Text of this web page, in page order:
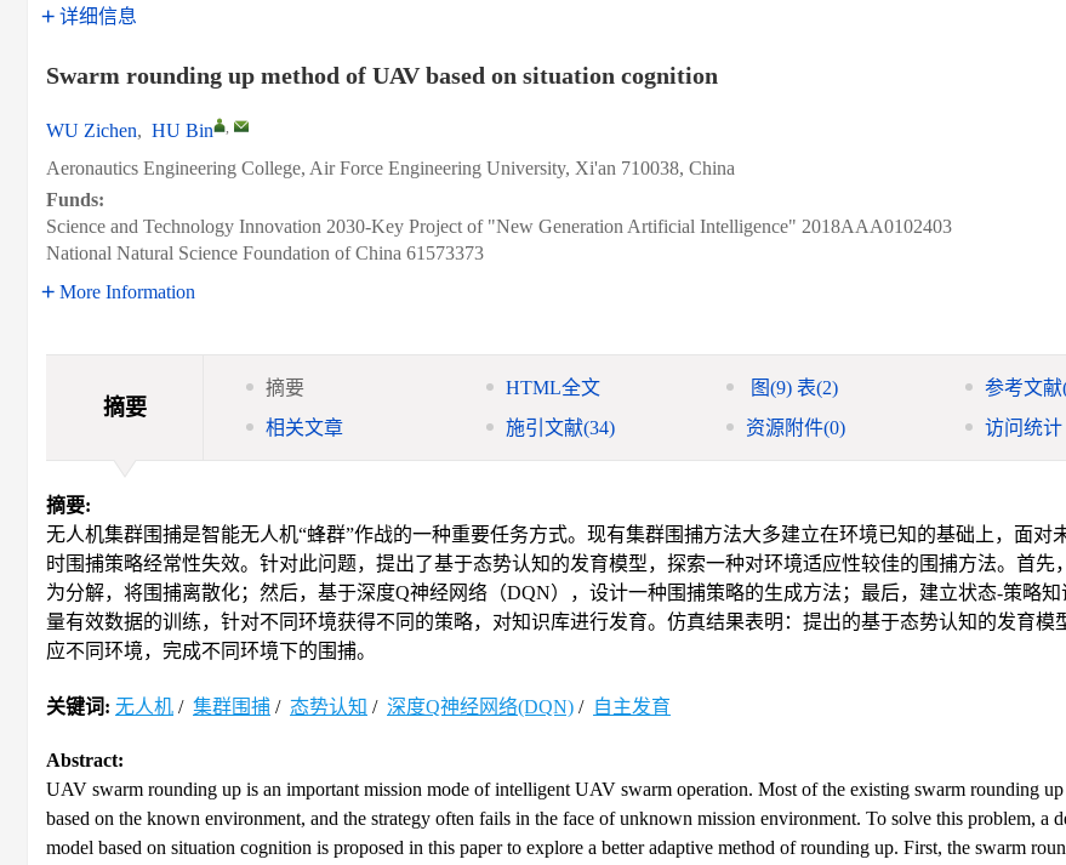
详细信息
Swarm rounding up method of UAV based on situation cognition
WU Zichen, HU Bin ,
Aeronautics Engineering College, Air Force Engineering University, Xi'an 710038, China
Funds:
Science and Technology Innovation 2030-Key Project of "New Generation Artificial Intelligence" 2018AAA0102403
National Natural Science Foundation of China 61573373
More Information
摘要
摘要 HTML全文 图(9)表(2) 参考文献
相关文章
施引文献(34) 资源附件(0) 访问统计
摘要:
无人机集群围捕是智能无人机“蜂群”作战的一种重要任务方式。现有集群围捕方法大多建立在环境已知的基础上，面对
时围捕策略经常性失效。针对此问题，提出了基于态势认知的发育模型，探索一种对环境适应性较佳的围捕方法。首先
为分解，将围捕离散化；然后，基于深度Q神经网络（DQN），设计一种围捕策略的生成方法；最后，建立状态-策略
量有效数据的训练，针对不同环境获得不同的策略，对知识库进行发育。仿真结果表明：提出的基于态势认知的发育模
应不同环境，完成不同环境下的围捕。
关键词: 无人机 / 集群围捕 / 态势认知 / 深度Q神经网络(DQN) / 自主发育
Abstract:
UAV swarm rounding up is an important mission mode of intelligent UAV swarm operation. Most of the existing swarm rounding up
based on the known environment, and the strategy often fails in the face of unknown mission environment. To solve this problem, a
model based on situation cognition is proposed in this paper to explore a better adaptive method of rounding up. First, the swarm